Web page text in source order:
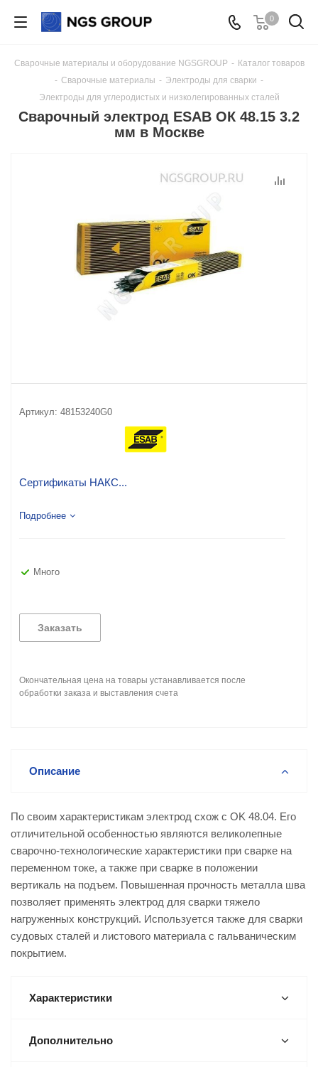
0
Сварочные материалы и оборудование NGSGROUP - Каталог товаров
- Сварочные материалы - Электроды для сварки -
Электроды для углеродистых и низколегированных сталей
Сварочный электрод ESAB ОК 48.15 3.2
мм в Москве
Артикул: 48153240G0
Сертификаты НАКС...
Подробнее
Много
Заказать
Окончательная цена на товары устанавливается после
обработки заказа и выставления счета
Описание
По своим характеристикам электрод схож с OK 48.04. Его
отличительной особенностью являются великолепные
сварочно-технологические характеристики при сварке на
переменном токе, а также при сварке в положении
вертикаль на подъем. Повышенная прочность металла шва
позволяет применять электрод для сварки тяжело
нагруженных конструкций. Используется также для сварки
судовых сталей и листового материала с гальваническим
покрытием.
Характеристики
Дополнительно